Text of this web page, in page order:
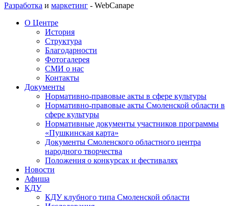
Разработка и маркетинг - WebCanape
О Центре
История
Структура
Благодарности
Фотогалерея
СМИ о нас
Контакты
Документы
Нормативно-правовые акты в сфере культуры
Нормативно-правовые акты Смоленской области в
сфере культуры
Нормативные документы участников программы
«Пушкинская карта»
Документы Смоленского областного центра
народного творчества
Положения о конкурсах и фестивалях
Новости
Афиша
КДУ
КДУ клубного типа Смоленской области